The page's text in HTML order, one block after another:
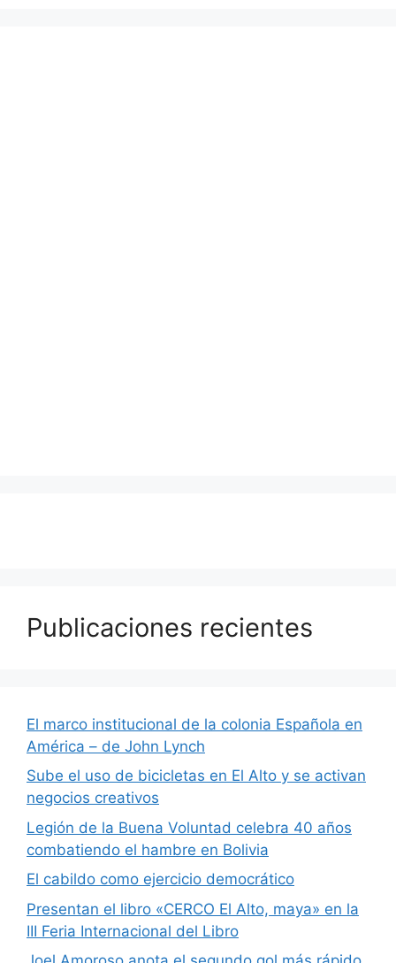
Publicaciones recientes
El marco institucional de la colonia Española en
América – de John Lynch
Sube el uso de bicicletas en El Alto y se activan
negocios creativos
Legión de la Buena Voluntad celebra 40 años
combatiendo el hambre en Bolivia
El cabildo como ejercicio democrático
Presentan el libro «CERCO El Alto, maya» en la
III Feria Internacional del Libro